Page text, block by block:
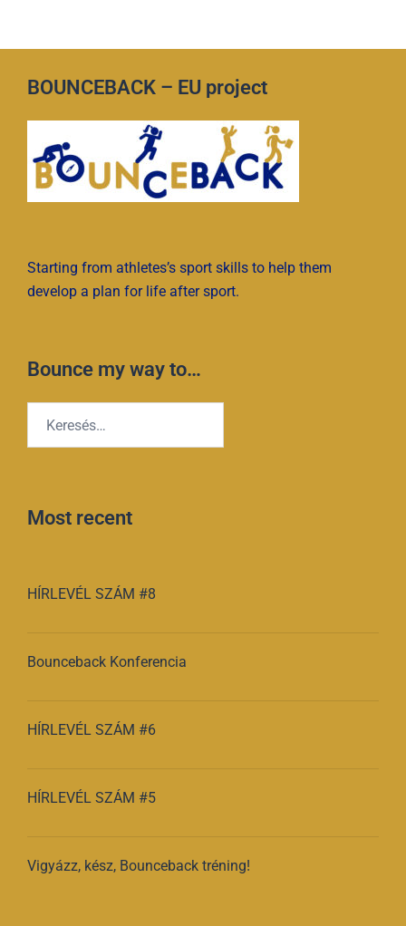
BOUNCEBACK – EU project
Starting from athletes’s sport skills to help them
develop a plan for life after sport.
Bounce my way to…
Most recent
HÍRLEVÉL SZÁM #8
Bounceback Konferencia
HÍRLEVÉL SZÁM #6
HÍRLEVÉL SZÁM #5
Vigyázz, kész, Bounceback tréning!